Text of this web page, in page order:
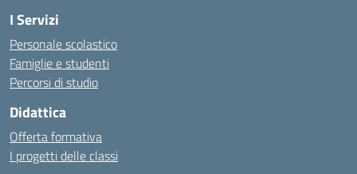
I Servizi
Personale scolastico
Famiglie e studenti
Percorsi di studio
Didattica
Offerta formativa
I progetti delle classi